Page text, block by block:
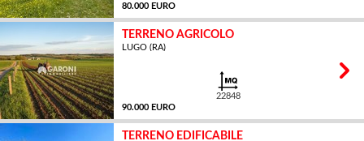
80.000 EURO
TERRENO AGRICOLO
LUGO (RA)
90.000 EURO
22848
TERRENO EDIFICABILE